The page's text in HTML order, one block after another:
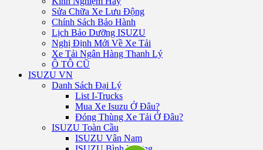
Sửa Chữa Xe Lưu Động
Chính Sách Bảo Hành
Lịch Bảo Dưỡng ISUZU
Nghị Định Mới Về Xe Tải
Xe Tải Ngân Hàng Thanh Lý
Ô TÔ CŨ
ISUZU VN
Danh Sách Đại Lý
List I-Trucks
Mua Xe Isuzu Ở Đâu?
Đóng Thùng Xe Tải Ở Đâu?
ISUZU Toàn Cầu
ISUZU Vân Nam